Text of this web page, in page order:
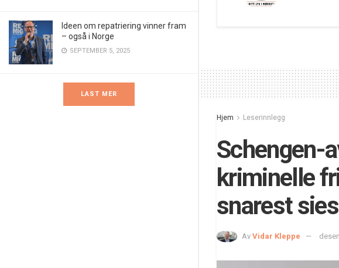
Ideen om repatriering vinner fram
– også i Norge
SEPTEMBER 5, 2025
LAST MER
Hjem Leserinnlegg
Schengen-
kriminelle
snarest
Av Vidar Kleppe